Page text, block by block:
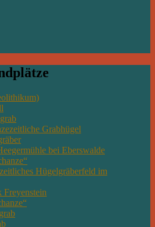
Grabhügel
bei Eberswalde
Hügelgräberfeld im
Freyenstein